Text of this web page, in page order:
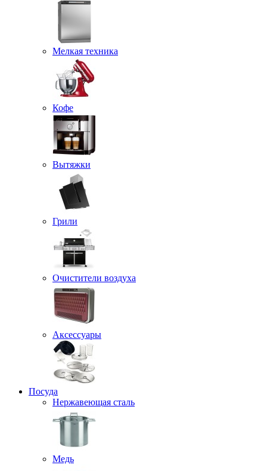
Мелкая техника
Кофе
Вытяжки
Грили
Очистители воздуха
Аксессуары
Посуда
Нержавеющая сталь
Медь